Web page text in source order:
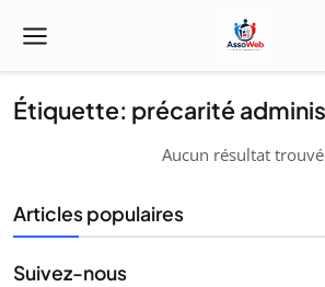
Étiquette: précarité
Aucun résultat
Articles populaires
Suivez-nous